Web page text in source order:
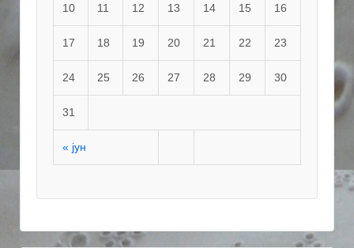
« јун
10 11 12 13 14 15 16
17 18 19 20 21 22 23
24 25 26 27 28 29 30
31